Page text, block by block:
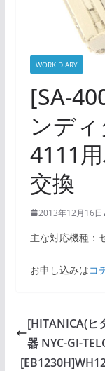
WORK DIARY
[SA-
ンデ
4111
交換
2013年12月16日
主な対応機種：
お申し込みはコ
[HITANICA(ヒ
器 NYC-GI-